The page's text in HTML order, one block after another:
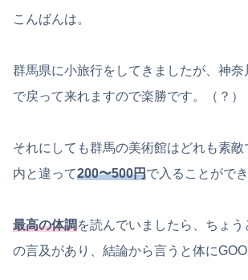
こんばんは。
群馬県に小旅行をしてきましたが、神
で戻って来れますので楽勝です。（？）
それにしても群馬の美術館はどれも素
内と違って200〜500円で入ることがで
最高の体調 を読んでいましたら、ちょ
の言及があり、結論から言うと体に